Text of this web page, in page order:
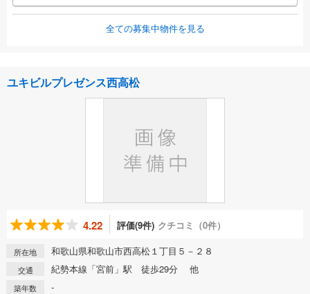
全ての募集中物件を見る
ユキビルプレゼンス西高松
4.22 評価(9件) クチコミ（0件）
所在地 和歌山県和歌山市西高松１丁目５－２８
交通 紀勢本線「宮前」駅 徒歩29分 他
築年数 -